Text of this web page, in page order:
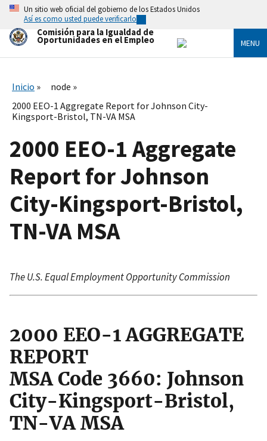
Skip
main
content
Un sitio web oficial del gobierno de los Estados Unidos
Así es como usted puede verificarlo
Comisión para la Igualdad de
Oportunidades en el Empleo MENU
Inicio
node
2000 EEO-1 Aggregate Report for Johnson City-
Kingsport-Bristol, TN-VA MSA
2000 EEO-1 Aggregate
Report for Johnson
City-Kingsport-Bristol,
TN-VA MSA
The U.S. Equal Employment Opportunity Commission
2000 EEO-1 AGGREGATE
REPORT
MSA Code 3660: Johnson
City-Kingsport-Bristol,
TN-VA MSA